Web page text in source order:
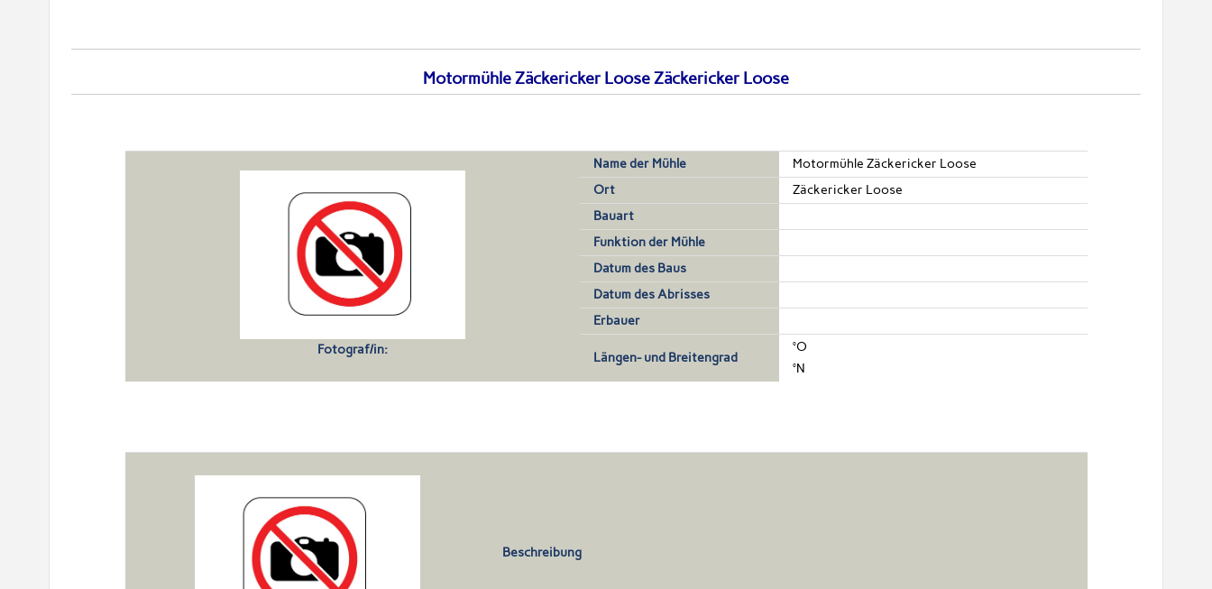
Motormühle Zäckericker Loose Zäckericker Loose
Fotograf/in:
Name der Mühle
Motormühle Zäckericker Loose
Ort
Zäckericker Loose
Bauart
Funktion der Mühle
Datum des Baus
Datum des Abrisses
Erbauer
Längen- und Breitengrad
°O
°N
Beschreibung